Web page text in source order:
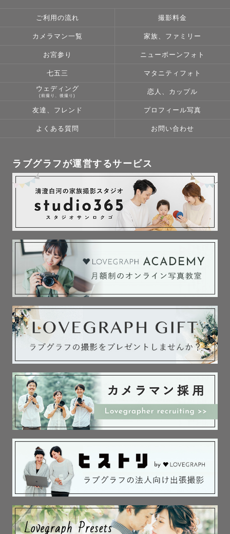
ご利用の流れ 撮影料金
カメラマン一覧 家族、ファミリー
お宮参り ニューボーンフォト
七五三 マタニティフォト
ウェディング
(前撮り、後撮り)
恋人、カップル
友達、フレンド プロフィール写真
よくある質問 お問い合わせ
ラブグラフが運営するサービス